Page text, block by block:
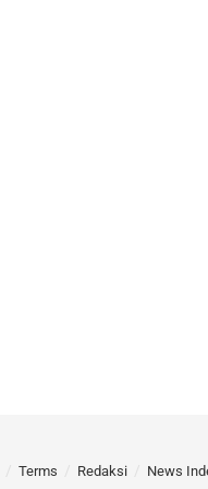
Terms Redaksi News